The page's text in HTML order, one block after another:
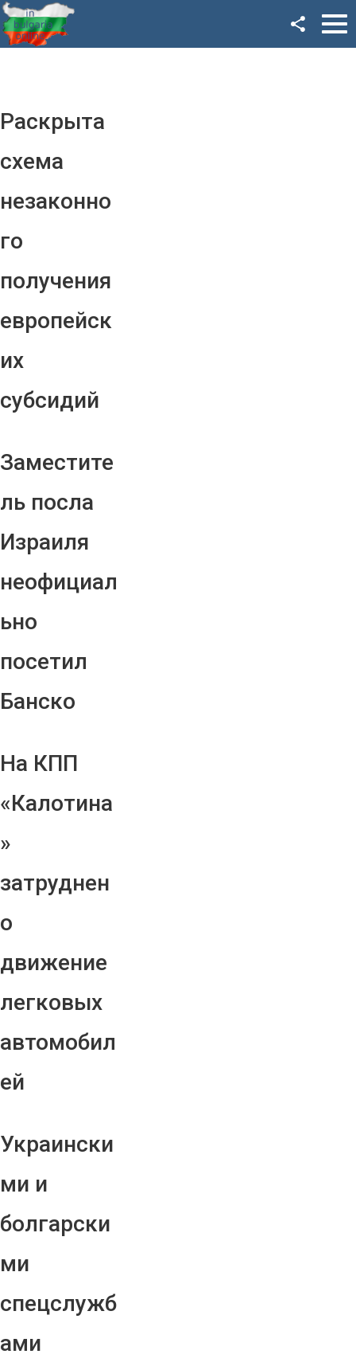
Раскрыта
схема
незаконно
го
получения
европейск
их
субсидий
Заместите
ль посла
Израиля
неофициал
ьно
посетил
Банско
На КПП
«Калотина
»
затруднен
о
движение
легковых
автомобил
ей
Украински
ми и
болгарски
ми
спецслужб
ами